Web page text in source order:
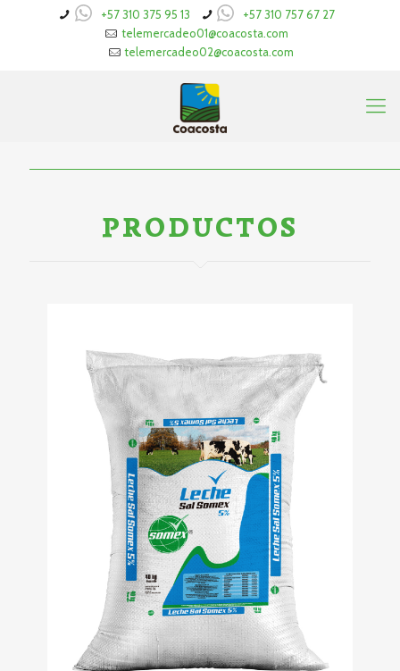
+57 310 375 95 13
+57 310 757 67 27
telemercadeo01@coacosta.com
telemercadeo02@coacosta.com
PRODUCTOS